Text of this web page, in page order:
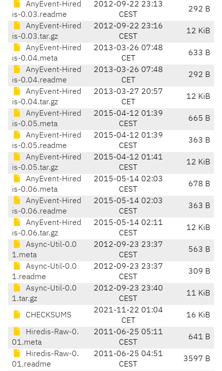
AnyEvent-Hired
is-0.03.readme
2012-09-22 23:13
CEST
292 B
AnyEvent-Hired
is-0.03.tar.gz
2012-09-22 23:16
CEST
12 KiB
AnyEvent-Hired
is-0.04.meta
2013-03-26 07:48
CET
633 B
AnyEvent-Hired
is-0.04.readme
2013-03-26 07:48
CET
292 B
AnyEvent-Hired
is-0.04.tar.gz
2013-03-27 20:57
CET
12 KiB
AnyEvent-Hired
is-0.05.meta
2015-04-12 01:39
CEST
665 B
AnyEvent-Hired
is-0.05.readme
2015-04-12 01:39
CEST
363 B
AnyEvent-Hired
is-0.05.tar.gz
2015-04-12 01:41
CEST
12 KiB
AnyEvent-Hired
is-0.06.meta
2015-05-14 02:03
CEST
678 B
AnyEvent-Hired
is-0.06.readme
2015-05-14 02:03
CEST
363 B
AnyEvent-Hired
is-0.06.tar.gz
2015-05-14 02:11
CEST
12 KiB
Async-Util-0.0
1.meta
2012-09-23 23:37
CEST
563 B
Async-Util-0.0
1.readme
2012-09-23 23:37
CEST
309 B
Async-Util-0.0
1.tar.gz
2012-09-23 23:40
CEST
11 KiB
CHECKSUMS
2021-11-22 01:04
CET
16 KiB
Hiredis-Raw-0.
01.meta
2011-06-25 05:11
CEST
641 B
Hiredis-Raw-0.
01.readme
2011-06-25 04:51
CEST
3597 B